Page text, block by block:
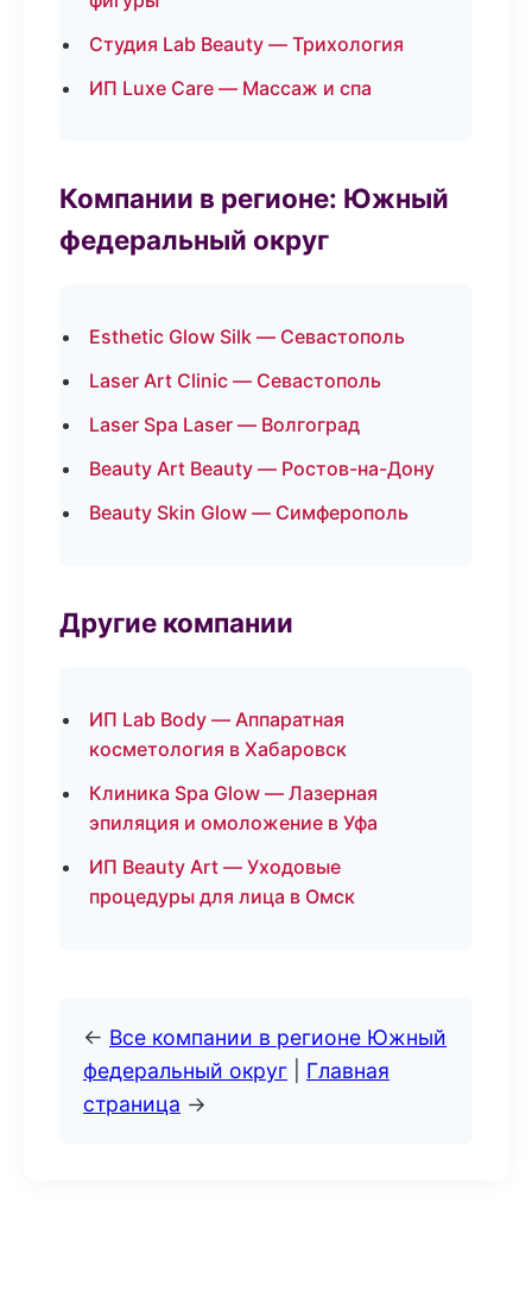
Студия Lab Beauty — Трихология
ИП Luxe Care — Массаж и спа
Компании в регионе: Южный
федеральный округ
Esthetic Glow Silk — Севастополь
Laser Art Clinic — Севастополь
Laser Spa Laser — Волгоград
Beauty Art Beauty — Ростов-на-Дону
Beauty Skin Glow — Симферополь
Другие компании
ИП Lab Body — Аппаратная
косметология в Хабаровск
Клиника Spa Glow — Лазерная
эпиляция и омоложение в Уфа
ИП Beauty Art — Уходовые
процедуры для лица в Омск
← Все компании в регионе Южный
федеральный округ
Главная
страница →